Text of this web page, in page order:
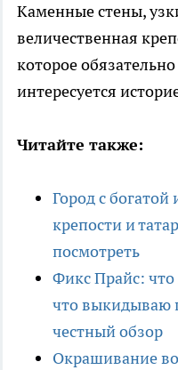
Каменные стены,
величественная
которое
интересуется
Читайте также:
Город с богатой
крепости и
посмотреть
Фикс Прайс: что
что выкидываю
честный обзор
Окрашивание